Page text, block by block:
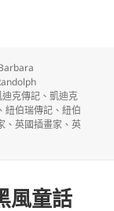
迪克傳記 、凱迪克
、紐伯瑞傳記 、紐伯
、英國插畫家 、英
〉
風童話